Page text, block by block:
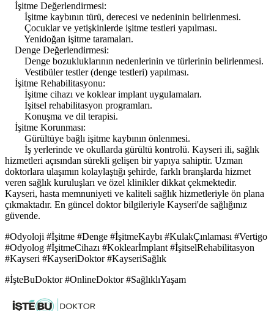
İşitme Değerlendirmesi:
İşitme kaybının türü, derecesi ve nedeninin belirlenmesi.
Çocuklar ve yetişkinlerde işitme testleri yapılması.
Yenidoğan işitme taramaları.
Denge Değerlendirmesi:
Denge bozukluklarının nedenlerinin ve türlerinin belirlenmesi.
Vestibüler testler (denge testleri) yapılması.
İşitme Rehabilitasyonu:
İşitme cihazı ve koklear implant uygulamaları.
İşitsel rehabilitasyon programları.
Konuşma ve dil terapisi.
İşitme Korunması:
Gürültüye bağlı işitme kaybının önlenmesi.
İş yerlerinde ve okullarda gürültü kontrolü. Kayseri ili, sağlık
hizmetleri açısından sürekli gelişen bir yapıya sahiptir. Uzman
doktorlara ulaşımın kolaylaştığı şehirde, farklı branşlarda hizmet
veren sağlık kuruluşları ve özel klinikler dikkat çekmektedir.
Kayseri, hasta memnuniyeti ve kaliteli sağlık hizmetleriyle ön plana
çıkmaktadır. En güncel doktor bilgileriyle Kayseri'de sağlığınız
güvende.
#Odyoloji #İşitme #Denge #İşitmeKaybı #KulakÇınlaması #Vertigo
#Odyolog #İşitmeCihazı #Koklearİmplant #İşitselRehabilitasyon
#Kayseri #KayseriDoktor #KayseriSağlık
#İşteBuDoktor #OnlineDoktor #SağlıklıYaşam